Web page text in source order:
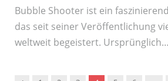
Bubble Shooter ist ein
das seit seiner Veröffentlichung
weltweit begeistert. Ursprünglich…